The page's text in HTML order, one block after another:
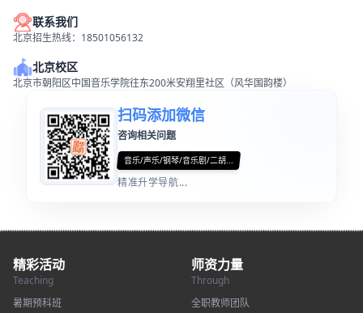
联系我们
北京招生热线：18501056132
北京校区
北京市朝阳区中国音乐学院往东200米安翔里社区（风华国韵楼）
扫码添加微信
咨询相关问题
音乐/声乐/钢琴/音乐剧/二胡...
精准升学导航...
精彩活动
Teaching
暑期预科班
师资力量
Through
全职教师团队